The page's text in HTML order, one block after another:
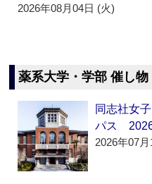
2026年08月04日 (火)
薬系大学・学部 催し物
同志社女
パス
2026年07